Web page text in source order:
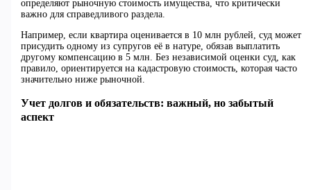
определяют рыночную стоимость имущества, что критически
важно для справедливого раздела.
Например, если квартира оценивается в 10 млн рублей, суд может
присудить одному из супругов её в натуре, обязав выплатить
другому компенсацию в 5 млн. Без независимой оценки суд, как
правило, ориентируется на кадастровую стоимость, которая часто
значительно ниже рыночной.
Учет долгов и обязательств: важный, но забытый
аспект